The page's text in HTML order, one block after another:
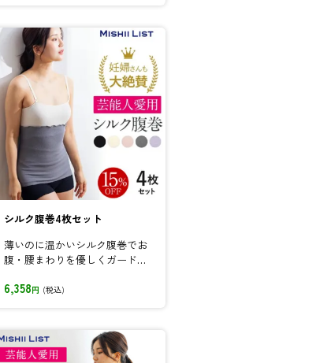
シルク腹巻4枚セット
薄いのに温かいシルク腹巻でお
腹・腰まわりを優しくガード。
んにも人気...
6,358円 (税込)